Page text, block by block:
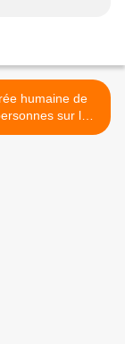
humaine de
sur les
à Paris